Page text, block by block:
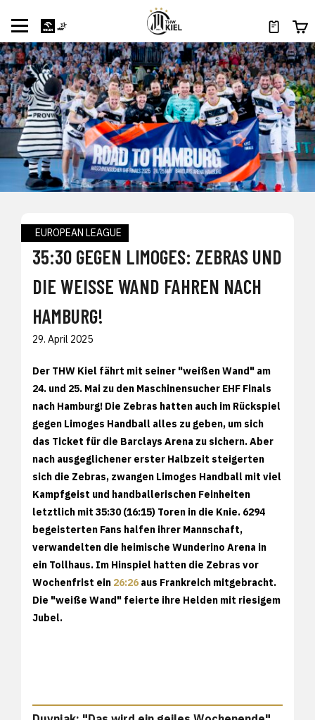
EUROPEAN LEAGUE
35:30 GEGEN LIMOGES: ZEBRAS UND
DIE WEISSE WAND FAHREN NACH H
AMBURG!
29. April 2025
Der THW Kiel fährt mit seiner "weißen Wand" am
24. und 25. Mai zu den Maschinensucher EHF Finals
nach Hamburg! Die Zebras hatten auch im Rückspiel
gegen Limoges Handball alles zu geben, um sich
das Ticket für die Barclays Arena zu sichern. Aber
nach ausgeglichener erster Halbzeit steigerten
sich die Zebras, zwangen Limoges Handball mit viel
Kampfgeist und handballerischen Feinheiten
letztlich mit 35:30 (16:15) Toren in die Knie. 6294
begeisterten Fans halfen ihrer Mannschaft,
verwandelten die heimische Wunderino Arena in
ein Tollhaus. Im Hinspiel hatten die Zebras vor
Wochenfrist ein 26:26 aus Frankreich mitgebracht.
Die "weiße Wand" feierte ihre Helden mit riesigem
Jubel.